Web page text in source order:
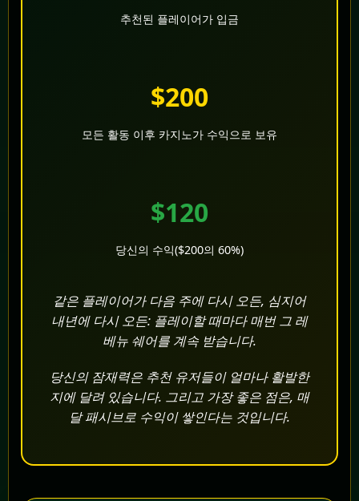
추천된 플레이어가 입금
$200
모든 활동 이후 카지노가 수익으로 보유
$120
당신의 수익($200의 60%)
같은 플레이어가 다음 주에 다시 오든, 심지어
내년에 다시 오든: 플레이할 때마다 매번 그 레
베뉴 쉐어를 계속 받습니다.
당신의 잠재력은 추천 유저들이 얼마나 활발한
지에 달려 있습니다. 그리고 가장 좋은 점은, 매
달 패시브로 수익이 쌓인다는 것입니다.